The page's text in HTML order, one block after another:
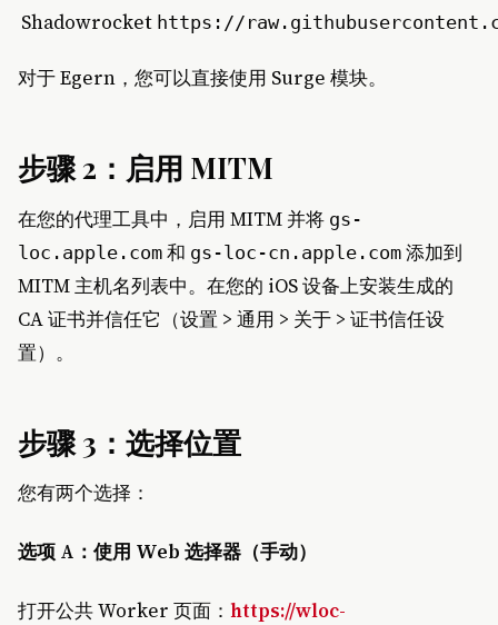
Shadowrocket https://
对于 Egern，您可以直接使用 Surge 模块。
步骤 2：启用 MITM
在您的代理工具中，启用 MITM 并将 gs-
loc.apple.com 和 gs-loc-cn.apple.com 添加到
MITM 主机名列表中。在您的 iOS 设备上安装生成的
CA 证书并信任它（设置 > 通用 > 关于 > 证书信任设
置）。
步骤 3：选择位置
您有两个选择：
选项 A：使用 Web 选择器（手动）
打开公共 Worker 页面： https://wloc-